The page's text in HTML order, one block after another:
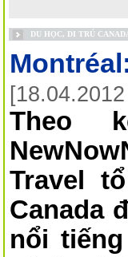
DU HỌC, DI TRÚ
Theo
Travel
Canada
nổi